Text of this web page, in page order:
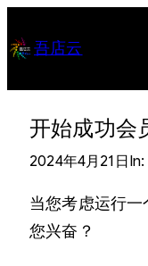
至 吾店云
开始成功会
2024年4月21日 In:
当您考虑运行
您兴奋？